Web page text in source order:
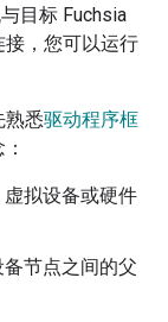
目标 Fuchsia
，您可以运行
熟悉驱动程序框
拟设备或硬件
节点之间的父